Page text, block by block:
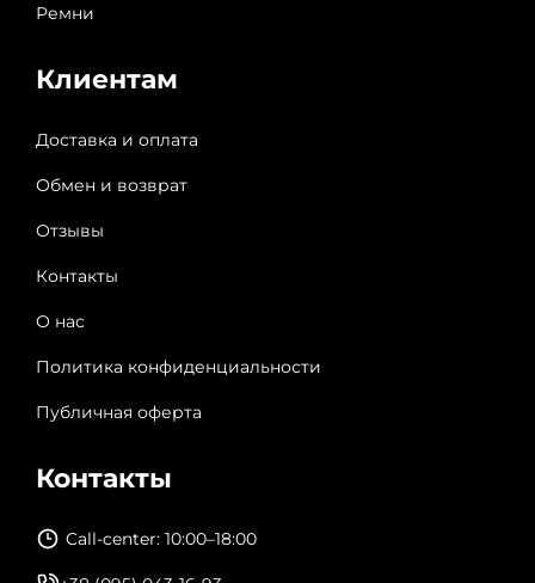
Ремни
Клиентам
Доставка и оплата
Обмен и возврат
Отзывы
Контакты
О нас
Политика конфиденциальности
Публичная оферта
Контакты
Call-center: 10:00–18:00